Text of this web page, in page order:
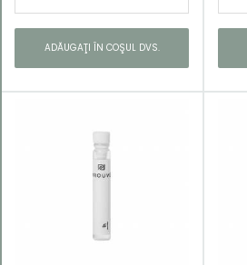
ADĂUGAŢI ÎN COŞUL DVS.